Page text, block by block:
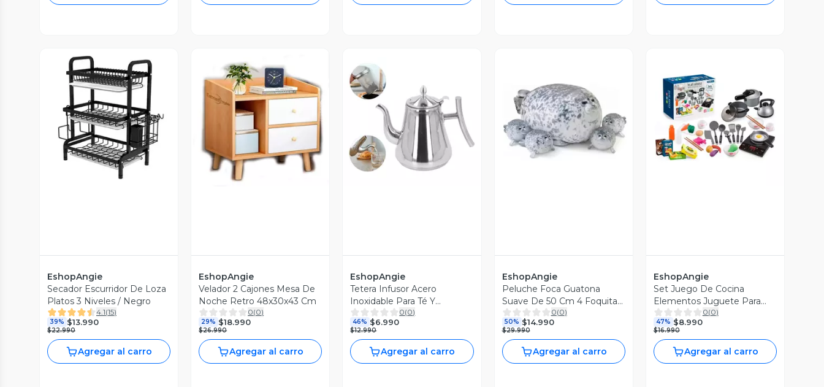
Vista Previa
EshopAngie
Secador Escurridor De Loza
Platos 3 Niveles / Negro
4.1(15)
39% $13.990
$22.990
Agregar al carro
Vista Previa
EshopAngie
Velador 2 Cajones Mesa De
Noche Retro 48x30x43 Cm
0(0)
29% $18.990
$26.990
Agregar al carro
Vista Previa
EshopAngie
Tetera Infusor Acero
Inoxidable Para Té Y
Infusiones 1 Litro
0(0)
46% $6.990
$12.990
Agregar al carro
Vista Previa
EshopAngie
Peluche Foca Guatona
Suave De 50 Cm 4 Foquitas
Bebes
0(0)
50% $14.990
$29.990
Agregar al carro
Vista Previa
EshopAngie
Set Juego De Cocina
Elementos Juguete Para
Niñas
0(0)
47% $8.990
$16.990
Agregar al carro